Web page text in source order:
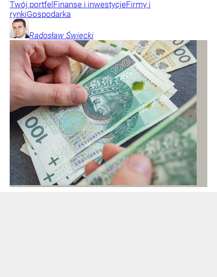
Twój portfelFinanse i inwestycjeFirmy i
rynkiGospodarka
Radosław Święcki